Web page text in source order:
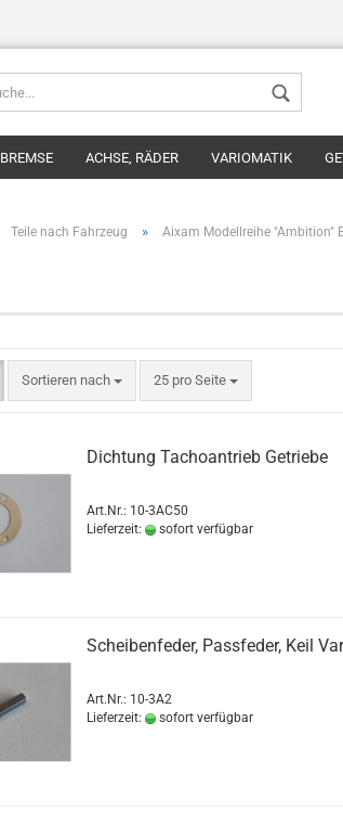
BREMSE ACHSE, RÄDER VARIOMATIK
Teile nach Fahrzeug » Aixam Modellreihe "Ambition"
Sortieren nach 25 pro Seite
Dichtung Tachoantrieb Getriebe
Art.Nr.: 10-3AC50
Lieferzeit:
sofort verfügbar
Scheibenfeder, Passfeder, Keil
Art.Nr.: 10-3A2
Lieferzeit:
sofort verfügbar